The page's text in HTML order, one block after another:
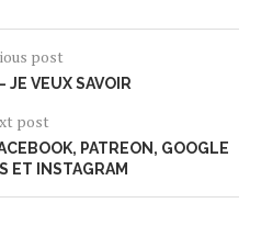
post
JE VEUX SAVOIR
post
PATREON, GOOGLE
ET INSTAGRAM